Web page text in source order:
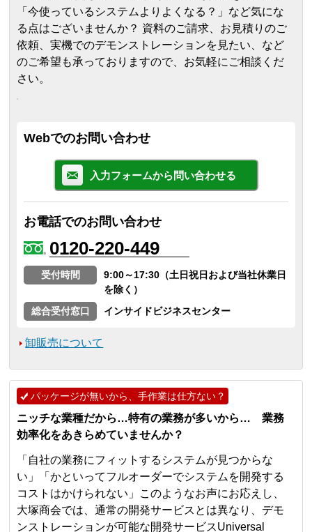
「今使っているシステムよりよくなる？」など気にな
る点はございませんか？ 資料のご請求、お見積りのご
依頼、実機でのデモンストレーションを見たい、など
のご希望も承っておりますので、お気軽にご相談くだ
さい。
Webでのお問い合わせ
入力フォームから問い合わせる
お電話でのお問い合わせ
0120-220-449
受付時間
9:00～17:30（土日祝日および当社休業日
を除く）
総合受付窓口
インサイドビジネスセンター
卸販売について
パッケージが無いから、手作業は仕方ない？
ニッチな業種だから…特有の業務が多いから… 業務
効率化をあきらめていませんか？
「自社の業務にフィットするシステムが見つからな
い」「かといってフルオーダーでシステムを開発する
コストはかけられない」このようなお声にお応えし、
大塚商会では、通常の開発サービスとは異なり、デモ
ンストレーションが可能な開発サービスUniversal